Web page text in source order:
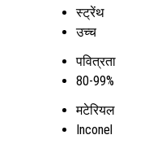
स्ट्रेंथ
उच्च
पवित्रता
80-99%
मटेरियल
Inconel